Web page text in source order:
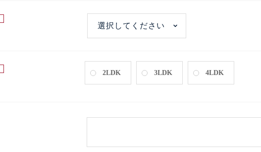
2LDK 3LDK 4LDK